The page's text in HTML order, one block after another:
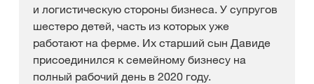
и логистическую стороны бизнеса. У супругов
шестеро детей, часть из которых уже
работают на ферме. Их старший сын Давиде
присоединился к семейному бизнесу на
полный рабочий день в 2020 году.